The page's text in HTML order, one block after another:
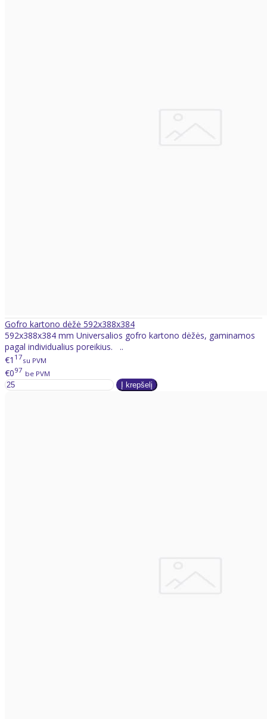
Gofro kartono dėžė 592x388x384
592x388x384 mm Universalios gofro kartono dėžės, gaminamos
pagal individualius poreikius. ..
€1 17su PVM
€097 be PVM